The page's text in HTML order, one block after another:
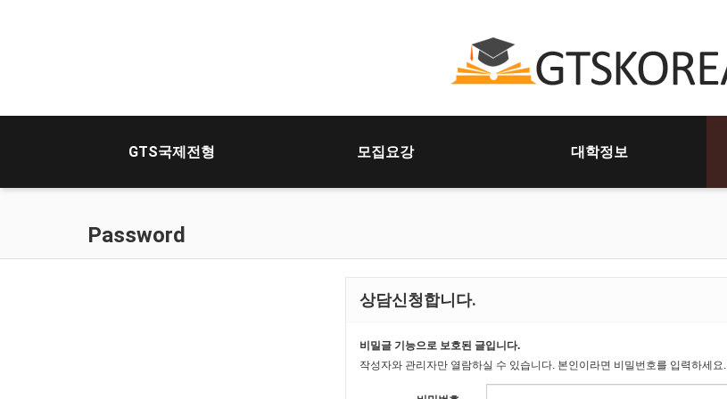
GTS국제전형 모집요강 대학정보
Password
상담신청합니다.
비밀글 기능으로 보호된 글입니다.
작성자와 관리자만 열람하실 수 있습니다. 본인이라면 비밀번호를 입력하세요.